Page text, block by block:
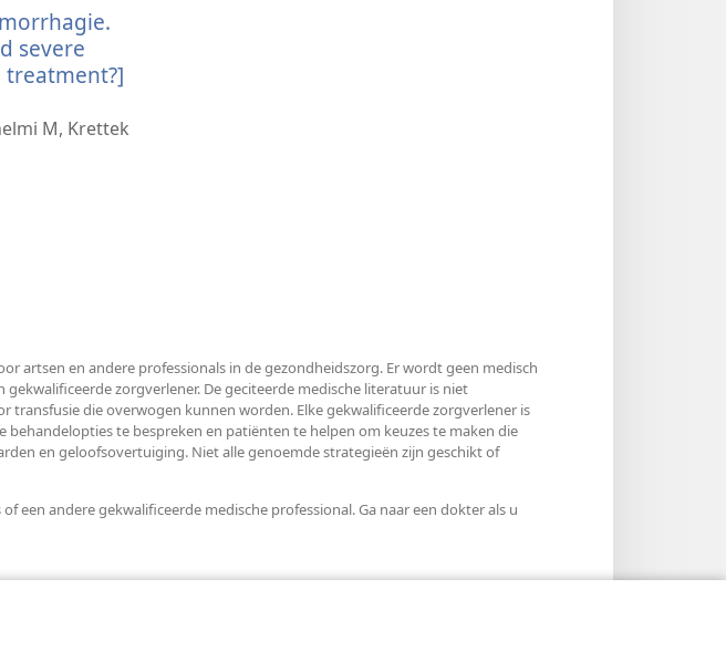
severe
M, Krettek
artsen en andere professionals in de gezondheidszorg. Er wordt geen medisch
zorgverlener. De geciteerde medische literatuur is niet
transfusie die overwogen kunnen worden. Elke gekwalificeerde zorgverlener is
te bespreken en patiënten te helpen om keuzes te maken die
en geloofsovertuiging. Niet alle genoemde strategieën zijn geschikt of
andere gekwalificeerde medische professional. Ga naar een dokter als u